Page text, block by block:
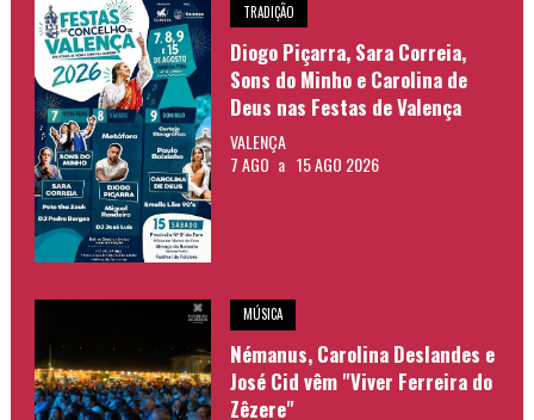
TRADIÇÃO
Diogo Piçarra, Sara Correia,
Sons do Minho e Carolina de
Deus nas Festas de Valença
VALENÇA
7 AGO a 15 AGO 2026
MÚSICA
Némanus, Carolina Deslandes e
José Cid vêm "Viver Ferreira do
Zêzere"